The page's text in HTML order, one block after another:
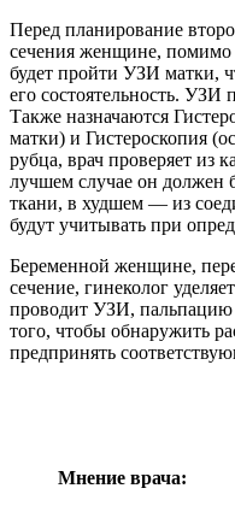
Перед планирование
сечения женщине, помимо
будет пройти УЗИ матки,
его состоятельность. УЗИ
Также назначаются
матки) и Гистероскопия
рубца, врач проверяет из
лучшем случае он
ткани, в худшем — из
будут учитывать при
Беременной женщине,
сечение, гинеколог
проводит УЗИ,
того, чтобы обнаружить
предпринять
Мнение врача: